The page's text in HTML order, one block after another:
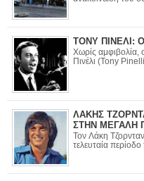
ΤΟΝΥ ΠΙΝΕΛΙ:
Χωρίς αμφιβολία,
Πινέλι (Tony
ΛΑΚΗΣ
ΣΤΗΝ ΜΕΓΑΛΗ
Τον Λάκη Τζορντανέλλι τον γνωρίσαμε σαν
τελευταία